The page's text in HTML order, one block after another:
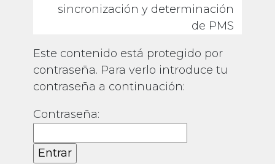
sincronización y determinación
de PMS
Este contenido está protegido por
contraseña. Para verlo introduce tu
contraseña a continuación:
Contraseña: